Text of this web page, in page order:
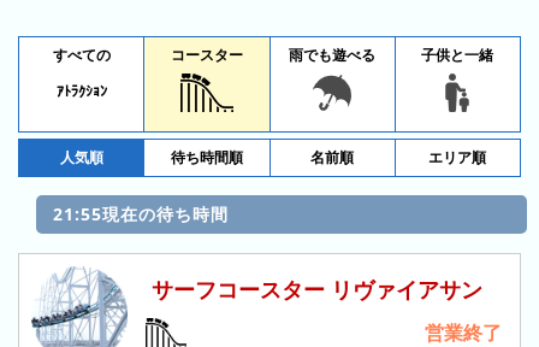
時
間
ー
カ
レ
ン
ト
ラ
ン
覧
ョ
ッ
一
覧
ア
ラ
ク
シ
ョ
ン
一
覧
人
気
ラ
ン
キ
ン
グ
今
日
の
ラ
キ
ン
グ
すべての
ｱﾄﾗｸｼｮﾝ
コースター 雨でも遊べる 子供と一緒
人気順 待ち時間順 名前順 エリア順
21:55現在の待ち時間
サーフコースター リヴァイアサン
営業終了